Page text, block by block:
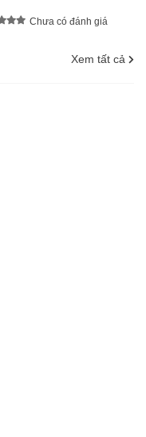
Chưa có đánh giá
Xem tất cả